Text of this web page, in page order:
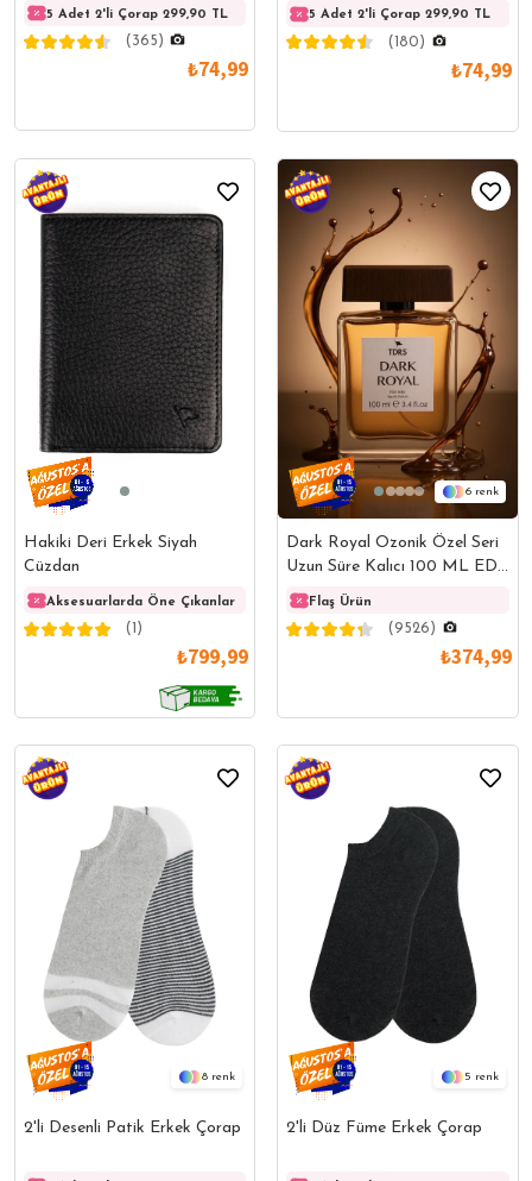
5 Adet 2'li Çorap 299,90 TL 5 Adet 2'li Çorap 299,90 TL
(365)
₺74,99
5 Adet 2'li Çorap 299,90 TL
(180)
₺74,99
Hakiki Deri Erkek Siyah
Cüzdan
Aksesuarlarda Öne Çıkanlar Aksesuarlarda Öne Çıkanlar
(1)
₺799,99
6
Dark Royal Ozonik Özel Seri
Uzun Süre Kalıcı 100 ML EDP
Erkek Parfüm
Flaş Ürün
(9526)
₺374,99
8
2'li Desenli Patik Erkek Çorap
5
2'li Düz Füme Erkek Çorap